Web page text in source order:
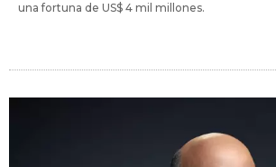
una fortuna de US$ 4 mil millones.